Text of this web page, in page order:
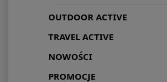
OUTDOOR ACTIVE
TRAVEL ACTIVE
NOWOŚCI
PROMOCJE